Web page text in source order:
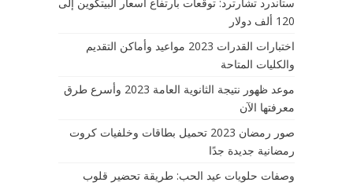
120 ألف دولار
اختبارات القدرات 2023 مواعيد وأماكن التقديم
والكليات المتاحة
موعد ظهور نتيجة الثانوية العامة 2023 وأسرع طرق
معرفتها الآن
صور رمضان 2023 تحميل بطاقات وخلفيات كروت
رمضانية جديدة جدًا
وصفات حلويات عيد الحب: طريقة تحضير قلوب